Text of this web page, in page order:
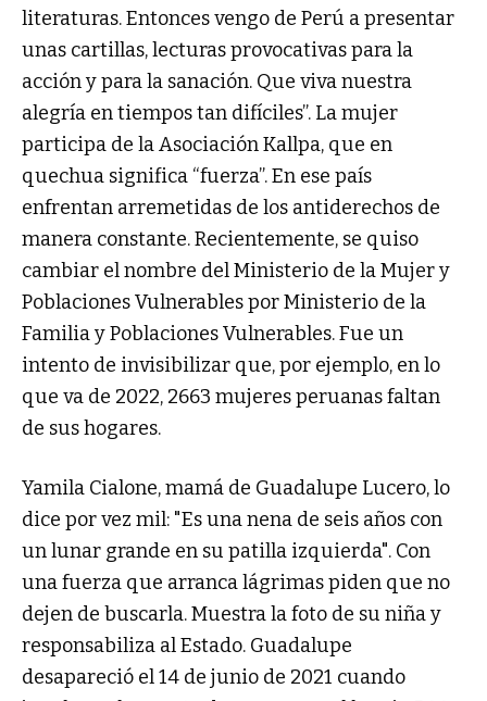
literaturas. Entonces vengo de Perú a presentar
unas cartillas, lecturas provocativas para la
acción y para la sanación. Que viva nuestra
alegría en tiempos tan difíciles”. La mujer
participa de la Asociación Kallpa, que en
quechua significa “fuerza”. En ese país
enfrentan arremetidas de los antiderechos de
manera constante. Recientemente, se quiso
cambiar el nombre del Ministerio de la Mujer y
Poblaciones Vulnerables por Ministerio de la
Familia y Poblaciones Vulnerables. Fue un
intento de invisibilizar que, por ejemplo, en lo
que va de 2022, 2663 mujeres peruanas faltan
de sus hogares.
Yamila Cialone, mamá de Guadalupe Lucero, lo
dice por vez mil: "Es una nena de seis años con
un lunar grande en su patilla izquierda". Con
una fuerza que arranca lágrimas piden que no
dejen de buscarla. Muestra la foto de su niña y
responsabiliza al Estado. Guadalupe
desapareció el 14 de junio de 2021 cuando